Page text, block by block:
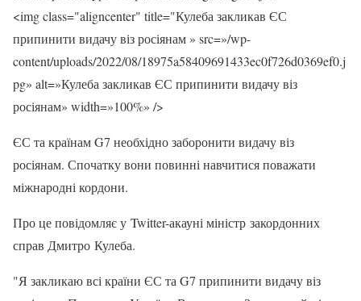
<img class="aligncenter" title="Кулеба закликав ЄС
припинити видачу віз росіянам » src=»/wp-
content/uploads/2022/08/18975a58409691433ec0f726d0369ef0.j
pg» alt=»Кулеба закликав ЄС припинити видачу віз
росіянам» width=»100%» />
ЄС та країнам G7 необхідно заборонити видачу віз
росіянам. Спочатку вони повинні навчитися поважати
міжнародні кордони.
Про це повідомляє у Twitter-акауні міністр закордонних
справ Дмитро Кулеба.
"Я закликаю всі країни ЄС та G7 припинити видачу віз